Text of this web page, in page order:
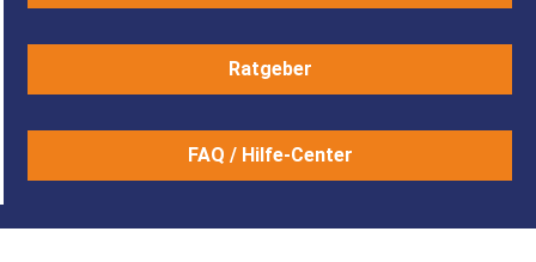
Ratgeber
FAQ / Hilfe-Center